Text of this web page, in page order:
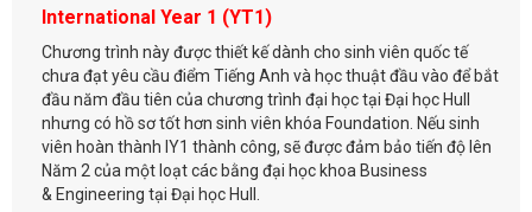
International Year 1 (YT1)
Chương trình này được thiết kế dành cho sinh viên quốc tế
chưa đạt yêu cầu điểm Tiếng Anh và học thuật đầu vào để bắt
đầu năm đầu tiên của chương trình đại học tại Đại học Hull
nhưng có hồ sơ tốt hơn sinh viên khóa Foundation. Nếu sinh
viên hoàn thành IY1 thành công, sẽ được đảm bảo tiến độ lên
Năm 2 của một loạt các bằng đại học khoa Business
& Engineering tại Đại học Hull.